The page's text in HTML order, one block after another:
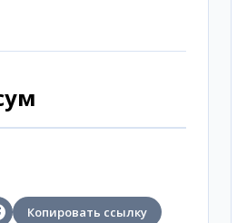
Копировать ссылку